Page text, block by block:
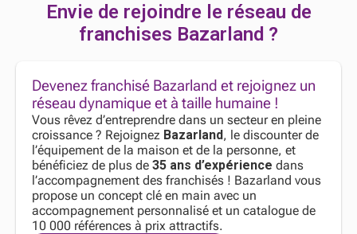
Envie de rejoindre le réseau de
franchises Bazarland ?
Devenez franchisé Bazarland et rejoignez un
réseau dynamique et à taille humaine !
Vous rêvez d’entreprendre dans un secteur en pleine
croissance ? Rejoignez Bazarland, le discounter de
l’équipement de la maison et de la personne, et
bénéficiez de plus de 35 ans d’expérience dans
l’accompagnement des franchisés ! Bazarland vous
propose un concept clé en main avec un
accompagnement personnalisé et un catalogue de
10 000 références à prix attractifs.